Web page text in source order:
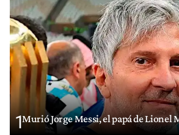
1Murió Jorge Messi, el papá de Lionel